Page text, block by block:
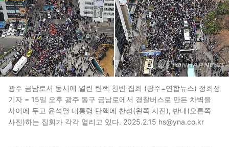
광주 금남로서 동시에 열린 탄핵 찬반 집회 (광주=연합뉴스) 정회성
기자 = 15일 오후 광주 동구 금남로에서 경찰버스로 만든 차벽을
사이에 두고 윤석열 대통령 탄핵에 찬성(왼쪽 사진), 반대(오른쪽
사진)하는 집회가 각각 열리고 있다. 2025.2.15 hs@yna.co.kr